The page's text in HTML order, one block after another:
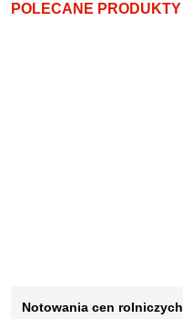
POLECANE PRODUKTY
Notowania cen rolniczych